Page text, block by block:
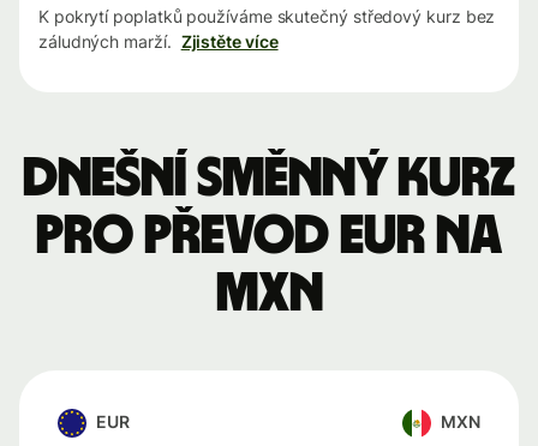
K pokrytí poplatků používáme skutečný středový kurz bez
záludných marží. Zjistěte více
Dnešní směnný kurz
pro převod EUR na
MXN
EUR MXN